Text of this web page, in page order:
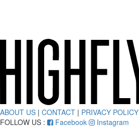
ABOUT US | CONTACT | PRIVACY POLICY
FOLLOW US :
Facebook
Instagram